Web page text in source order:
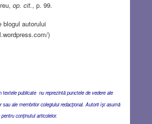
op. cit., p. 99.
blogul autorului
)
textele publicate nu reprezintă punctele de vedere ale
sau ale membrilor colegiului redacţional. Autorii îşi asumă
conţinutul articolelor.